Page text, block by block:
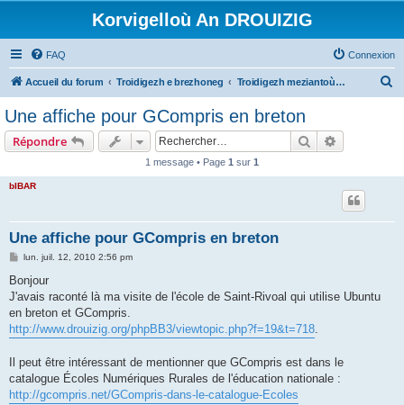
Korvigelloù An DROUIZIG
FAQ Connexion
Accueil du forum Troidigezh e brezhoneg Troidigezh meziantoù all (frank a wirioù evit an darn vrasañ anezho)
Une affiche pour GCompris en breton
Répondre Rechercher
1 message • Page 1 sur 1
bIBAR
Une affiche pour GCompris en breton
M
s
a
g
lun. juil. 12, 2010 2:56 pm
Bonjour
J'avais raconté là ma visite de l'école de Saint-Rivoal qui utilise Ubuntu
en breton et GCompris.
http://www.drouizig.org/phpBB3/viewtopic.php?f=19&t=718.
Il peut être intéressant de mentionner que GCompris est dans le
catalogue Écoles Numériques Rurales de l'éducation nationale :
http://gcompris.net/GCompris-dans-le-catalogue-Ecoles